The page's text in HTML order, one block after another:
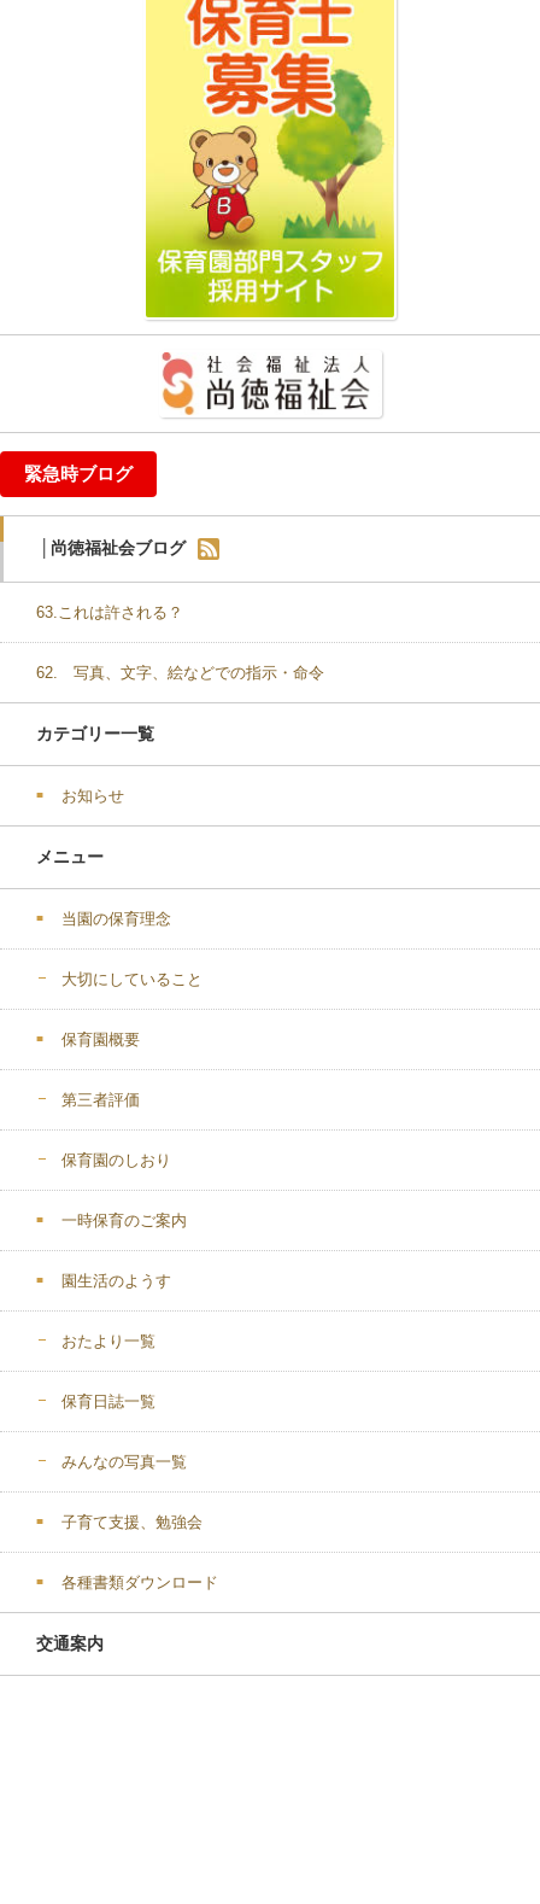
緊急時ブログ
│尚徳福祉会ブログ
63.これは許される？
62. 写真、文字、絵などでの指示・命令
カテゴリー一覧
お知らせ
メニュー
当園の保育理念
大切にしていること
保育園概要
第三者評価
保育園のしおり
一時保育のご案内
園生活のようす
おたより一覧
保育日誌一覧
みんなの写真一覧
子育て支援、勉強会
各種書類ダウンロード
交通案内